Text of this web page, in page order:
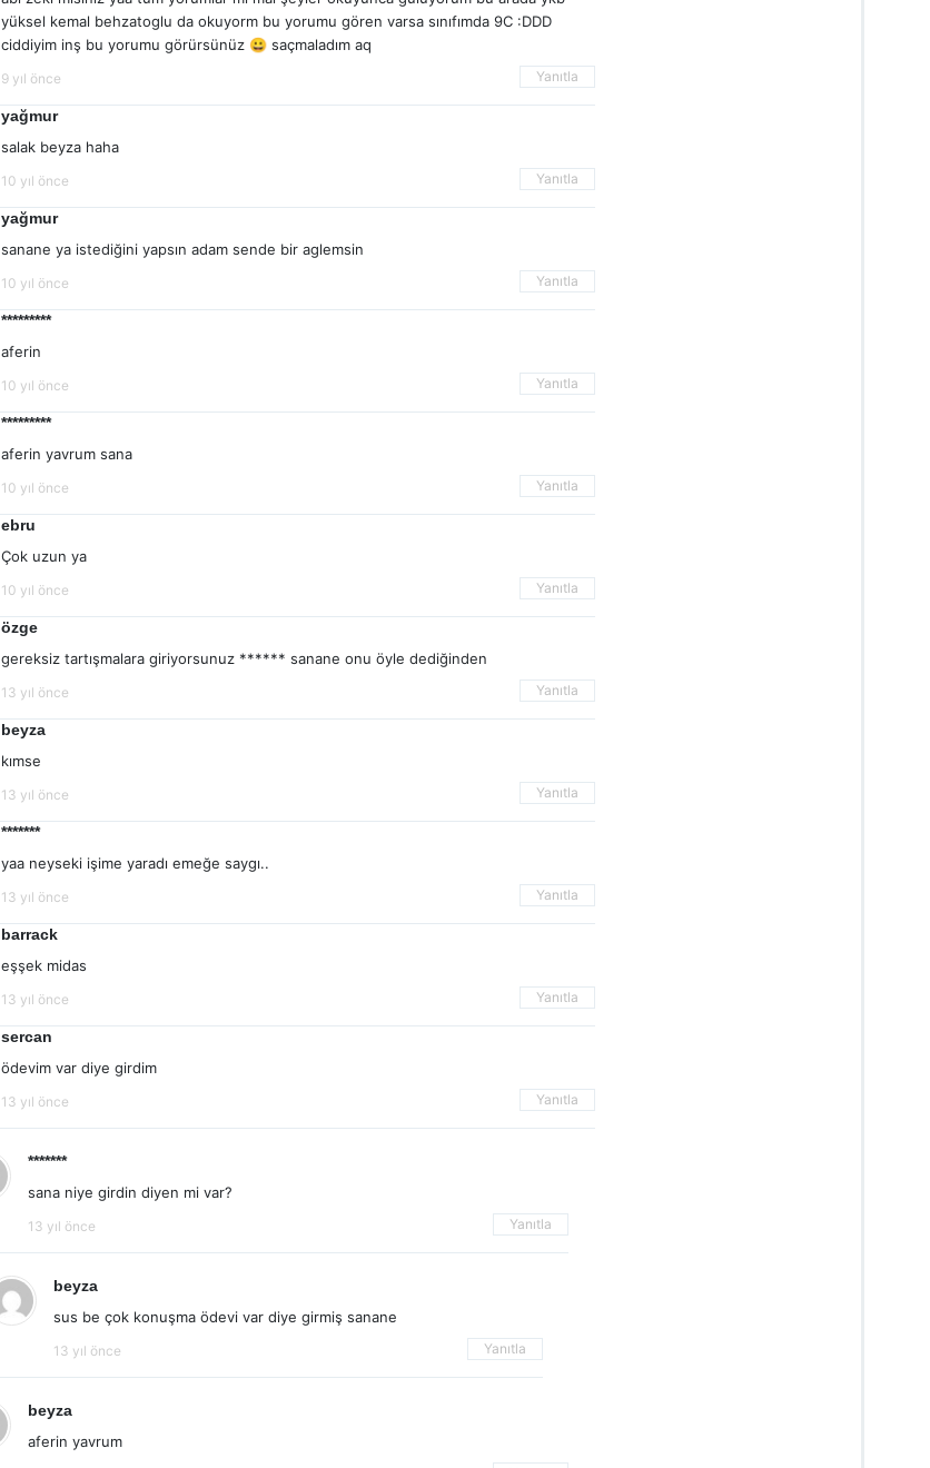
yüksel kemal behzatoglu da okuyorm bu yorumu gören varsa sınıfımda 9C :DDD
ciddiyim inş bu yorumu görürsünüz 😀 saçmaladım aq
9 yıl önce Yanıtla
yağmur
salak beyza haha
10 yıl önce Yanıtla
yağmur
sanane ya istediğini yapsın adam sende bir aglemsin
10 yıl önce Yanıtla
*********
aferin
10 yıl önce Yanıtla
*********
aferin yavrum sana
10 yıl önce Yanıtla
ebru
Çok uzun ya
10 yıl önce Yanıtla
özge
gereksiz tartışmalara giriyorsunuz ****** sanane onu öyle dediğinden
13 yıl önce Yanıtla
beyza
kımse
13 yıl önce Yanıtla
*******
yaa neyseki işime yaradı emeğe saygı..
13 yıl önce Yanıtla
barrack
eşşek midas
13 yıl önce Yanıtla
sercan
ödevim var diye girdim
13 yıl önce Yanıtla
*******
sana niye girdin diyen mi var?
13 yıl önce Yanıtla
beyza
sus be çok konuşma ödevi var diye girmiş sanane
13 yıl önce Yanıtla
beyza
aferin yavrum